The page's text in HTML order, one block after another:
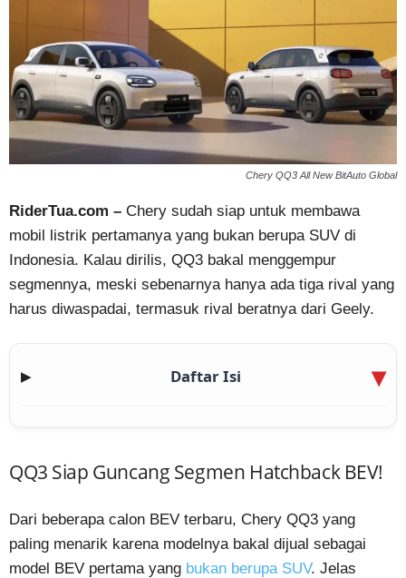
Chery QQ3 All New BitAuto Global
RiderTua.com – Chery sudah siap untuk membawa
mobil listrik pertamanya yang bukan berupa SUV di
Indonesia. Kalau dirilis, QQ3 bakal menggempur
segmennya, meski sebenarnya hanya ada tiga rival yang
harus diwaspadai, termasuk rival beratnya dari Geely.
▶ Daftar Isi
QQ3 Siap Guncang Segmen Hatchback BEV!
Dari beberapa calon BEV terbaru, Chery QQ3 yang
paling menarik karena modelnya bakal dijual sebagai
model BEV pertama yang bukan berupa SUV. Jelas